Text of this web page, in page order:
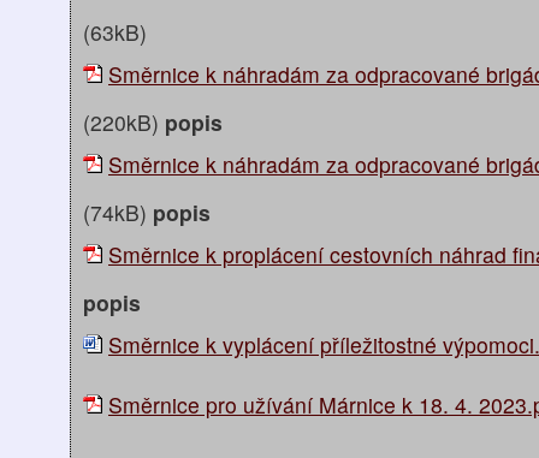
(63kB)
Směrnice k náhradám za odpracované
(220kB) popis
Směrnice k náhradám za odpracované
(74kB) popis
Směrnice k proplácení cestovních náhrad
popis
Směrnice k vyplácení příležitostné
Směrnice pro užívání Márnice k 18. 4.